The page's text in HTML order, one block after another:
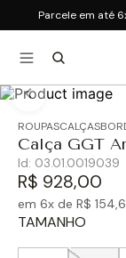
Parcele em até
ROUPASCALÇAS
Calça GGT
Id: 03.01.0019039
R$ 928,00
em 6x de R$ 154,
TAMANHO